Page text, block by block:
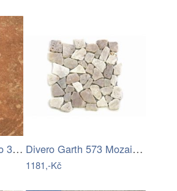
Dlažba Multi Iris rosso 30x30 cm mat… Divero Garth 573 Mozaika říční kámen -…
1181,-Kč